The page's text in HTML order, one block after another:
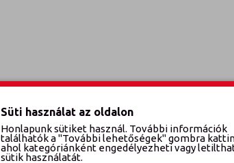
Süti használat az oldalon
Honlapunk sütiket használ. További információk
találhatók a "További lehetőségek" gombra
ahol kategóriánként engedélyezheti vagy
sütik használatát.